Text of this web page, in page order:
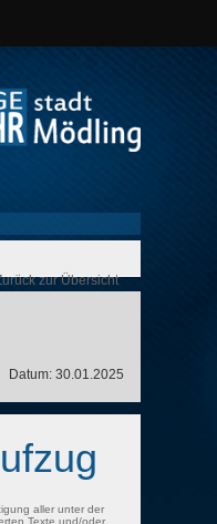
zur Übersicht
Datum: 30.01.2025
aller unter der
Texte und/oder